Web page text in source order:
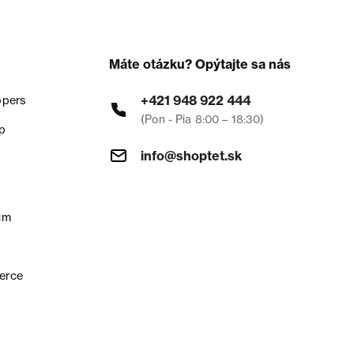
Máte otázku? Opýtajte sa nás
+421 948 922 444
(Pon - Pia 8:00 – 18:30)
info@shoptet.sk